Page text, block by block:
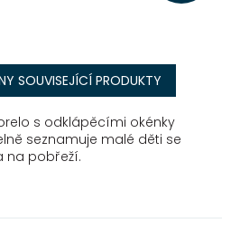
SOUVISEJÍCÍ PRODUKTY
s odklápěcími okénky
seznamuje malé děti se
na pobřeží.